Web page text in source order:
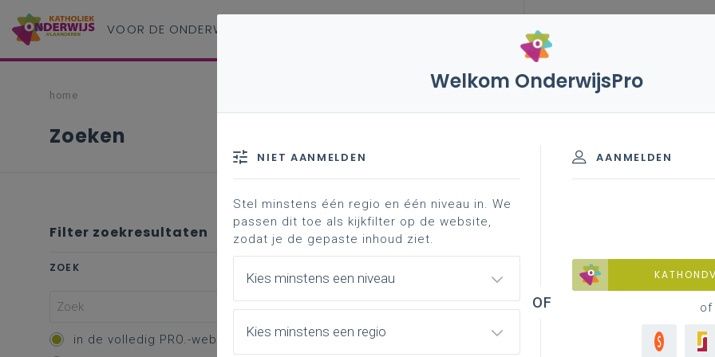
VOOR DE ONDERWIJS
home
Zoeken
Filter zoekresultaten
ZOEK
in de volledig PRO.-website
Geen
Er komen geen items overeen met
Welkom OnderwijsPro
AANMELDEN
of
NIET AANMELDEN
Stel minstens één regio en één niveau in. We
passen dit toe als kijkfilter op de website,
zodat je de gepaste inhoud ziet.
Kies minstens een niveau
Kies minstens een regio